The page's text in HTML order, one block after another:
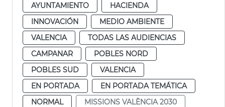
AYUNTAMIENTO
HACIENDA
INNOVACIÓN
MEDIO AMBIENTE
VALENCIA
TODAS LAS AUDIENCIAS
CAMPANAR
POBLES NORD
POBLES SUD
VALENCIA
EN PORTADA
EN PORTADA TEMÁTICA
NORMAL
MISSIONS VALÈNCIA 2030